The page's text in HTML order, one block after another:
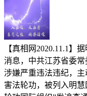
【真相网2020.11.1】
消息，中共江苏省委
涉嫌严重违法违纪，
害法轮功，被列入明